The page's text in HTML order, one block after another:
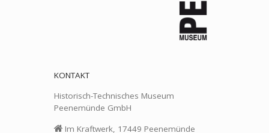
KONTAKT
Historisch-Technisches Museum
Peenemünde GmbH
Im Kraftwerk, 17449 Peenemünde